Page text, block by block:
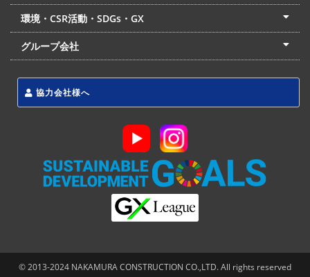
会社概要
経営理念
沿革
リクルート
最新情報
お問合せ
環境・CSR活動・SDGs・GX
LSS流動化処理工法
CSR・SDGs・GX
発電事業
次世代ZEBオフィス
グループ会社
協力会社様へ
© 2013-2024 NAKAMURA CONSTRUCTION CO.,LTD. All rights reserved